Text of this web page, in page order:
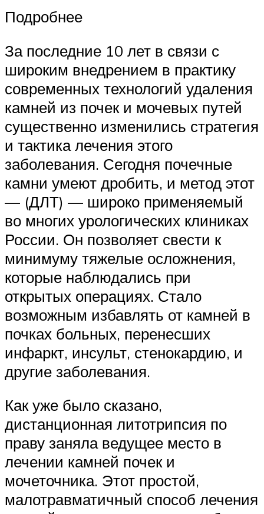
Подробнее
За последние 10 лет в связи с
широким внедрением в практику
современных технологий удаления
камней из почек и мочевых путей
существенно изменились стратегия
и тактика лечения этого
заболевания. Сегодня почечные
камни умеют дробить, и метод этот
— (ДЛТ) — широко применяемый
во многих урологических клиниках
России. Он позволяет свести к
минимуму тяжелые осложнения,
которые наблюдались при
открытых операциях. Стало
возможным избавлять от камней в
почках больных, перенесших
инфаркт, инсульт, стенокардию, и
другие заболевания.
Как уже было сказано,
дистанционная литотрипсия по
праву заняла ведущее место в
лечении камней почек и
мочеточника. Этот простой,
малотравматичный способ лечения